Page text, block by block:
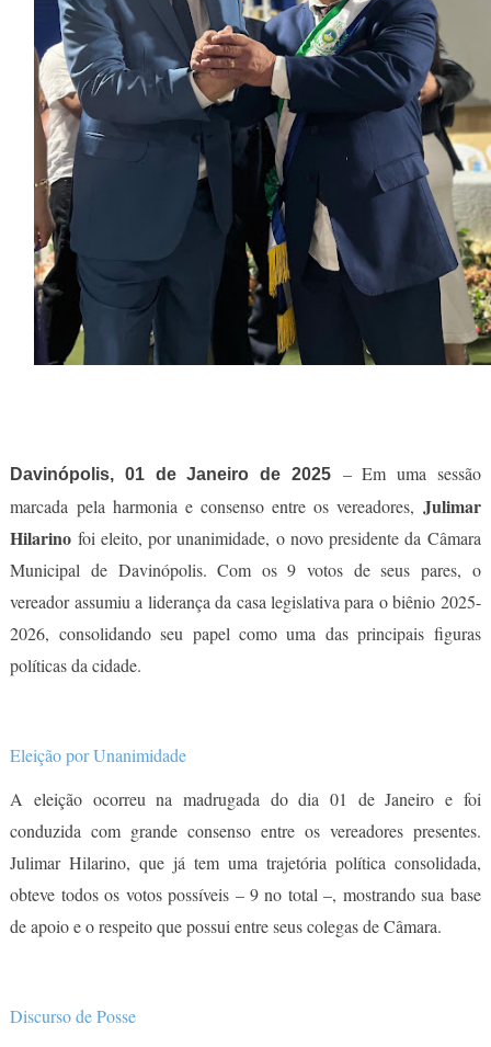
Davinópolis, 01 de Janeiro de 2025– Em uma sessão
marcada pela harmonia e consenso entre os vereadores, Julimar
Hilarino foi eleito, por unanimidade, o novo presidente da Câmara
Municipal de Davinópolis. Com os 9 votos de seus pares, o
vereador assumiu a liderança da casa legislativa para o biênio 2025-
2026, consolidando seu papel como uma das principais figuras
políticas da cidade.
Eleição por Unanimidade
A eleição ocorreu na madrugada do dia 01 de Janeiro e foi
conduzida com grande consenso entre os vereadores presentes.
Julimar Hilarino, que já tem uma trajetória política consolidada,
obteve todos os votos possíveis – 9 no total –, mostrando sua base
de apoio e o respeito que possui entre seus colegas de Câmara.
Discurso de Posse